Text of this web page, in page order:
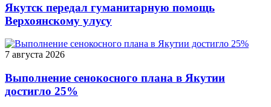
Якутск передал гуманитарную помощь
Верхоянскому улусу
7 августа 2026
Выполнение сенокосного плана в Якутии
достигло 25%